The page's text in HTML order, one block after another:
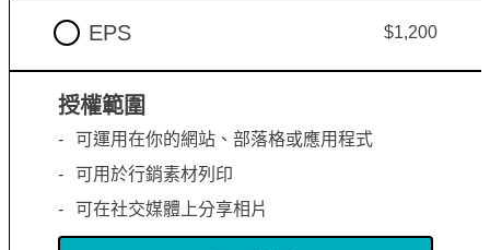
EPS $1,200
授權範圍
可運用在你的網站、部落格或應用程式
可用於行銷素材列印
可在社交媒體上分享相片